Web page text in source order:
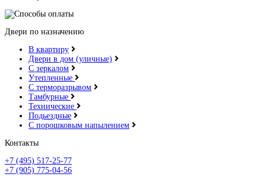
Двери по назначению
В квартиру
Двери в дом (уличные)
С зеркалом
Утепленные
С терморазрывом
Тамбурные
Технические
Подьездные
С порошковым напылением
Контакты
+7 (495) 517-25-77
+7 (905) 775-04-56